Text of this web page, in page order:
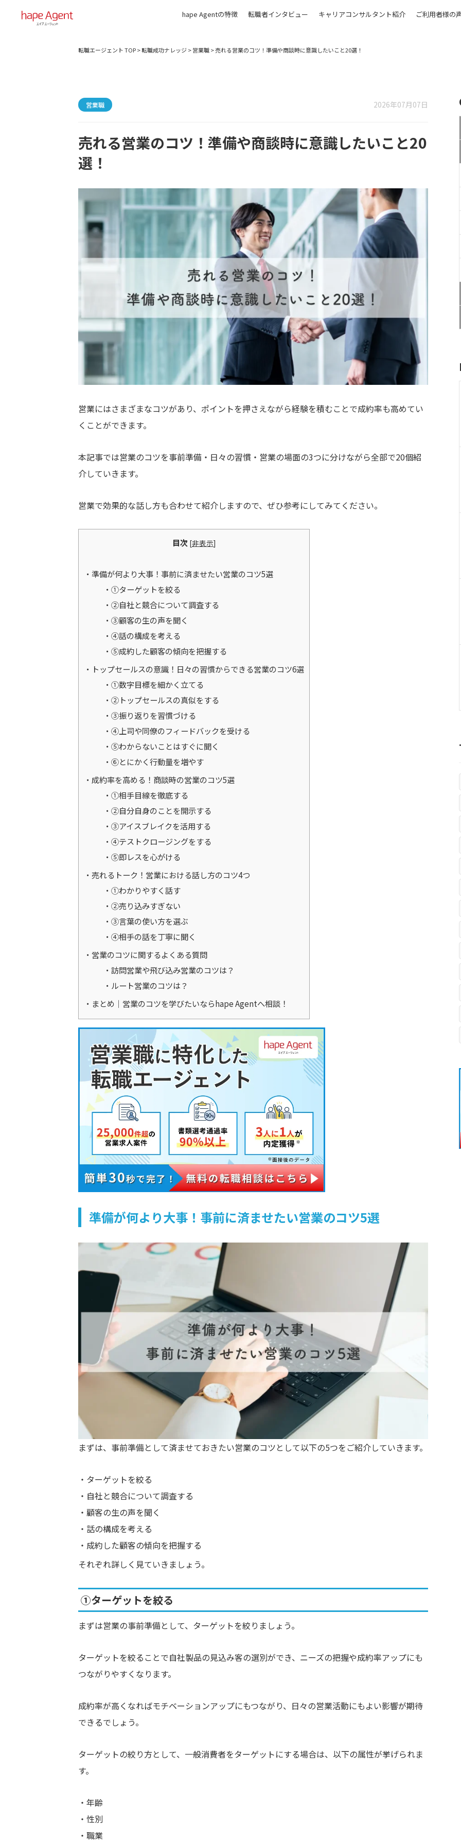
hape Agentの特徴 転職者インタビュー キャリアコンサルタント紹介 ご利用者様の
転職エージェント TOP>転職成功ナレッジ>営業職>売れる営業のコツ！準備や商談時に意識したいこと20選！
営業職 2026年07月07日
売れる営業のコツ！準備や商談時に意識したいこと20
選！
営業にはさまざまなコツがあり、ポイントを押さえながら経験を積むことで成約率も高めてい
くことができます。
本記事では営業のコツを事前準備・日々の習慣・営業の場面の3つに分けながら全部で20個紹
介していきます。
営業で効果的な話し方も合わせて紹介しますので、ぜひ参考にしてみてください。
目次 [非表示]
準備が何より大事！事前に済ませたい営業のコツ5選
①ターゲットを絞る
②自社と競合について調査する
③顧客の生の声を聞く
④話の構成を考える
⑤成約した顧客の傾向を把握する
トップセールスの意識！日々の習慣からできる営業のコツ6選
①数字目標を細かく立てる
②トップセールスの真似をする
③振り返りを習慣づける
④上司や同僚のフィードバックを受ける
⑤わからないことはすぐに聞く
⑥とにかく行動量を増やす
成約率を高める！商談時の営業のコツ5選
①相手目線を徹底する
②自分自身のことを開示する
③アイスブレイクを活用する
④テストクロージングをする
⑤即レスを心がける
売れるトーク！営業における話し方のコツ4つ
①わかりやすく話す
②売り込みすぎない
③言葉の使い方を選ぶ
④相手の話を丁寧に聞く
営業のコツに関するよくある質問
訪問営業や飛び込み営業のコツは？
ルート営業のコツは？
まとめ｜営業のコツを学びたいならhape Agentへ相談！
準備が何より大事！事前に済ませたい営業のコツ5選
まずは、事前準備として済ませておきたい営業のコツとして以下の5つをご紹介していきます。
ターゲットを絞る
自社と競合について調査する
顧客の生の声を聞く
話の構成を考える
成約した顧客の傾向を把握する
それぞれ詳しく見ていきましょう。
①ターゲットを絞る
まずは営業の事前準備として、ターゲットを絞りましょう。
ターゲットを絞ることで自社製品の見込み客の選別ができ、ニーズの把握や成約率アップにも
つながりやすくなります。
成約率が高くなればモチベーションアップにもつながり、日々の営業活動にもよい影響が期待
できるでしょう。
ターゲットの絞り方として、一般消費者をターゲットにする場合は、以下の属性が挙げられま
す。
年齢
性別
職業